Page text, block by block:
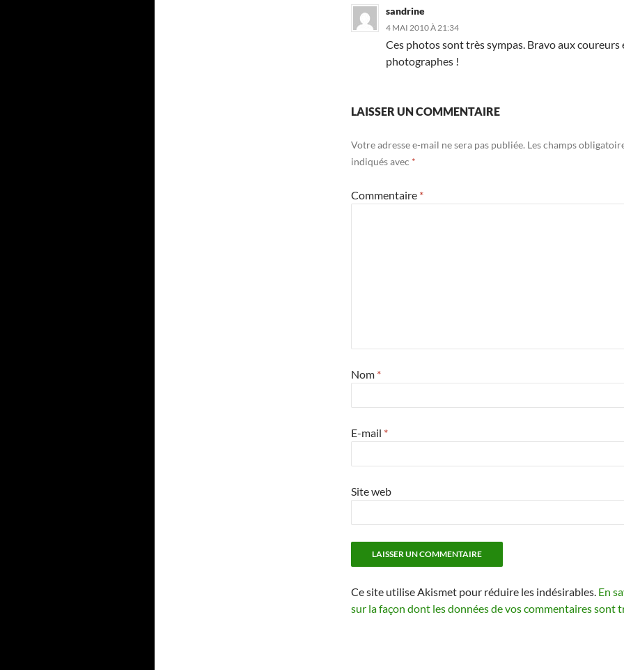
sandrine
4 MAI 2010 À 21:34
Ces photos sont très sympas. Bravo aux coureurs
photographes !
LAISSER UN COMMENTAIRE
Votre adresse e-mail ne sera pas publiée. Les champs
indiqués avec *
Commentaire *
Nom *
E-mail *
Site web
Ce site utilise Akismet pour réduire les indésirables. En
sur la façon dont les données de vos commentaires sont